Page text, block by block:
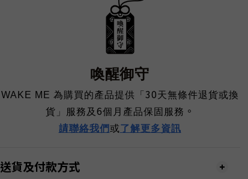
喚醒御守
WAKE ME 為購買的產品提供「 30天無條件退貨或換
貨」服務及 6個月產品保固服務 。
請聯絡我們或了解更多資訊
送貨及付款方式